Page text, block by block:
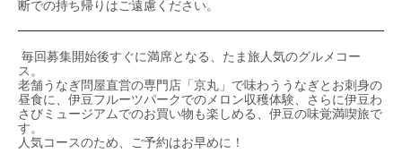
断での持ち帰りはご遠慮ください。
毎回募集開始後すぐに満席となる、たま旅人気のグルメコー
ス。
老舗うなぎ問屋直営の専門店「京丸」で味わううなぎとお刺身の
昼食に、伊豆フルーツパークでのメロン収穫体験、さらに伊豆わ
さびミュージアムでのお買い物も楽しめる、伊豆の味覚満喫旅で
す。
人気コースのため、ご予約はお早めに！